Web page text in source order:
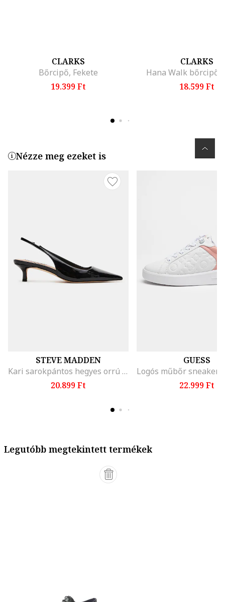
CLARKS
Bőrcipő, Fekete
19.399 Ft
CLARKS
Hana Walk bőrcipő,
18.599 Ft
Nézze meg ezeket is
STEVE MADDEN
Kari sarokpántos hegyes orrú cipő, Fekete
20.899 Ft
GUESS
22.999 Ft
Legutóbb megtekintett termékek